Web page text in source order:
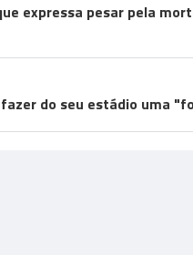
expressa pesar pela
do seu estádio uma